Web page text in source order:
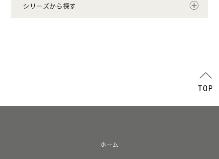
シリーズから探す
TOP
ホーム